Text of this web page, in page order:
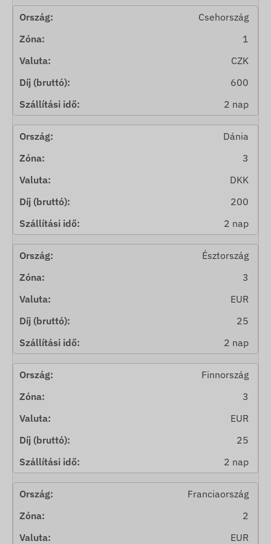
Csehország
1
CZK
600
2 nap
Dánia
3
DKK
200
2 nap
Észtország
3
EUR
25
2 nap
Finnország
3
EUR
25
2 nap
Franciaország
2
EUR